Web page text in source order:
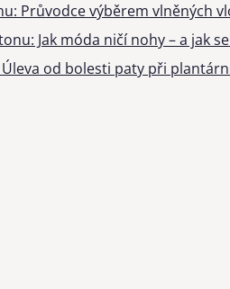
Průvodce výběrem vlněných
Jak móda ničí nohy – a jak
od bolesti paty při